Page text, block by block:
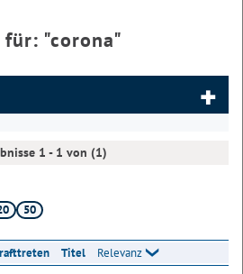
für: "corona"
1 - 1 von (1)
50
Titel Relevanz